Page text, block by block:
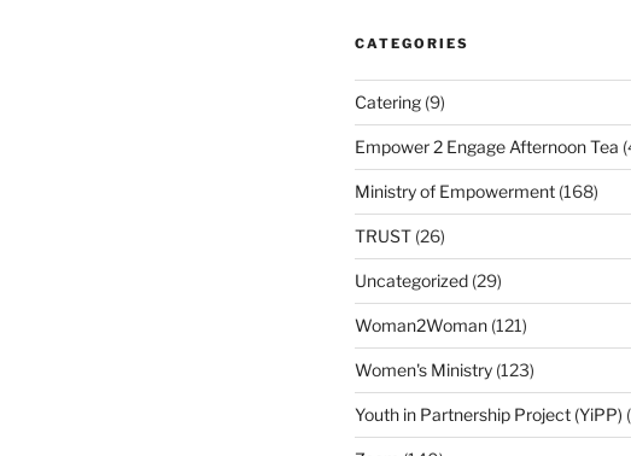
CATEGORIES
Catering(9)
Empower 2 Engage Afternoon Tea
Ministry of Empowerment(168)
TRUST(26)
Uncategorized(29)
Woman2Woman(121)
Women's Ministry(123)
Youth in Partnership Project (YiPP)